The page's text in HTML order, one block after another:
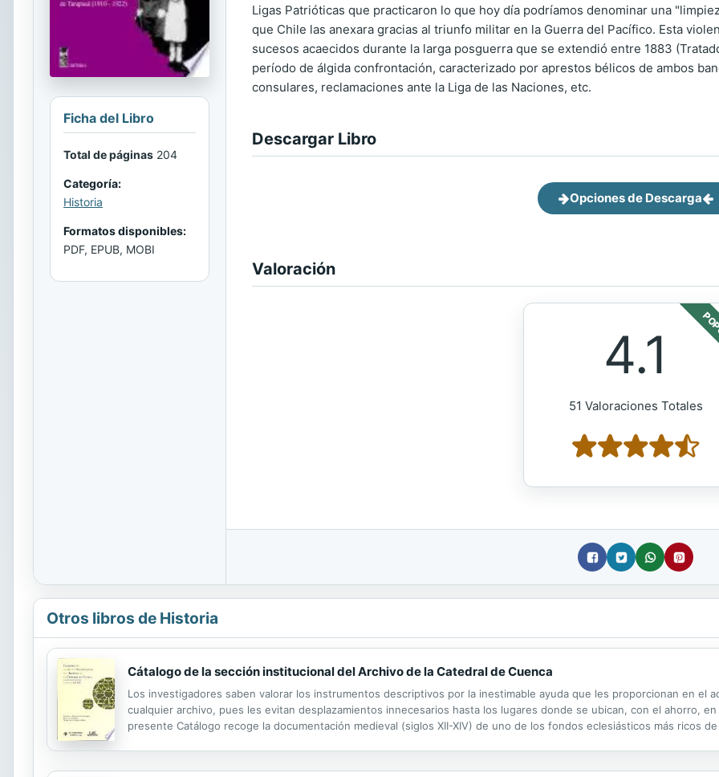
Ficha del Libro
Total de páginas 204
Categoría:
Historia
Formatos disponibles:
PDF, EPUB, MOBI
Ligas Patrióticas que practicaron lo que hoy día podríamos denominar una
que Chile las anexara gracias al triunfo militar en la Guerra del Pacífico. Esta
sucesos acaecidos durante la larga posguerra que se extendió entre 1883
período de álgida confrontación, caracterizado por aprestos bélicos de ambos
consulares, reclamaciones ante la Liga de las Naciones, etc.
Descargar Libro
Opciones de Descarga
Valoración
4.1
51 Valoraciones Totales
Otros libros de Historia
Cátalogo de la sección institucional del Archivo de la Catedral de Cuenca
Los investigadores saben valorar los instrumentos descriptivos por la inestimable ayuda que les proporcionan en el
cualquier archivo, pues les evitan desplazamientos innecesarios hasta los lugares donde se ubican, con el ahorro,
presente Catálogo recoge la documentación medieval (siglos XII-XIV) de uno de los fondos eclesiásticos más ricos